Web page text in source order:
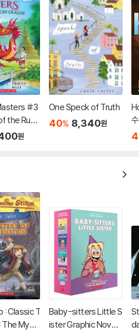
#3
the Ruby
Branches
원
One Speck of Truth
40% 8,340원
: Classic T
The Myst
Baby-sitters Little S
ister Graphic Novels